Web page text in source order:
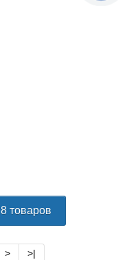
товаров
> >|